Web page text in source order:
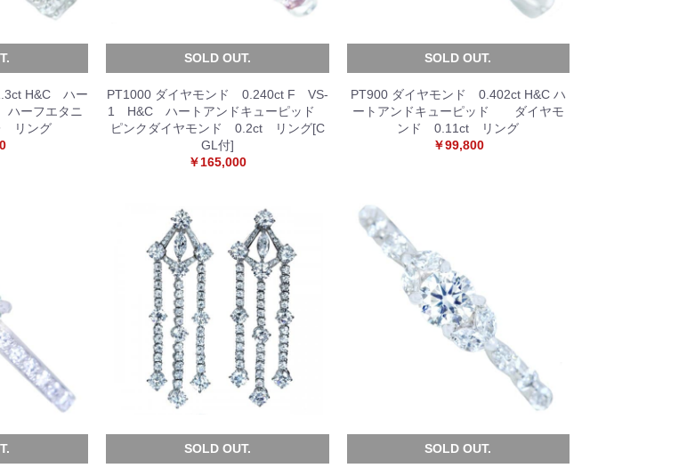
H&C ハー
ハーフエタニ
リング
SOLD OUT.
PT1000 ダイヤモンド 0.240ct F VS-
1 H&C ハートアンドキューピッド
ピンクダイヤモンド 0.2ct リング[C
GL付]
￥165,000
SOLD OUT.
PT900 ダイヤモンド 0.402ct H&C ハ
ートアンドキューピッド ダイヤモ
ンド 0.11ct リング
￥99,800
SOLD OUT. SOLD OUT.